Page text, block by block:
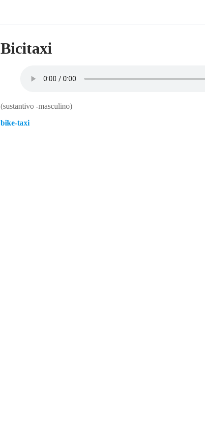
Bicitaxi
(sustantivo -masculino)
bike-taxi